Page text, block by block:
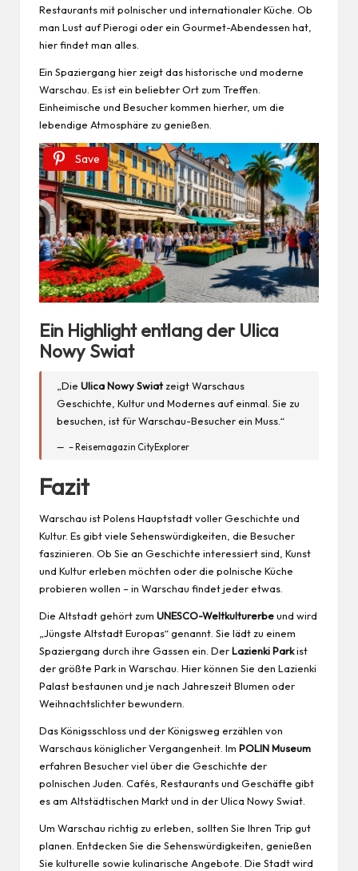
Restaurants mit polnischer und internationaler Küche. Ob
man Lust auf Pierogi oder ein Gourmet-Abendessen hat,
hier findet man alles.
Ein Spaziergang hier zeigt das historische und moderne
Warschau. Es ist ein beliebter Ort zum Treffen.
Einheimische und Besucher kommen hierher, um die
lebendige Atmosphäre zu genießen.
Save
Ein Highlight entlang der Ulica
Nowy Swiat
„DieUlica Nowy Swiat zeigt Warschaus
Geschichte, Kultur und Modernes auf einmal. Sie zu
besuchen, ist für Warschau-Besucher ein Muss.“
– Reisemagazin CityExplorer
Fazit
Warschau ist Polens Hauptstadt voller Geschichte und
Kultur. Es gibt viele Sehenswürdigkeiten, die Besucher
faszinieren. Ob Sie an Geschichte interessiert sind, Kunst
und Kultur erleben möchten oder die polnische Küche
probieren wollen – in Warschau findet jeder etwas.
Die Altstadt gehört zum UNESCO-Weltkulturerbeund wird
„Jüngste Altstadt Europas“ genannt. Sie lädt zu einem
Spaziergang durch ihre Gassen ein. DerLazienki Parkist
der größte Park in Warschau. Hier können Sie den Lazienki
Palast bestaunen und je nach Jahreszeit Blumen oder
Weihnachtslichter bewundern.
Das Königsschloss und der Königsweg erzählen von
Warschaus königlicher Vergangenheit. Im POLIN Museum
erfahren Besucher viel über die Geschichte der
polnischen Juden. Cafés, Restaurants und Geschäfte gibt
es am Altstädtischen Markt und in der Ulica Nowy Swiat.
Um Warschau richtig zu erleben, sollten Sie Ihren Trip gut
planen. Entdecken Sie die Sehenswürdigkeiten, genießen
Sie kulturelle sowie kulinarische Angebote. Die Stadt wird